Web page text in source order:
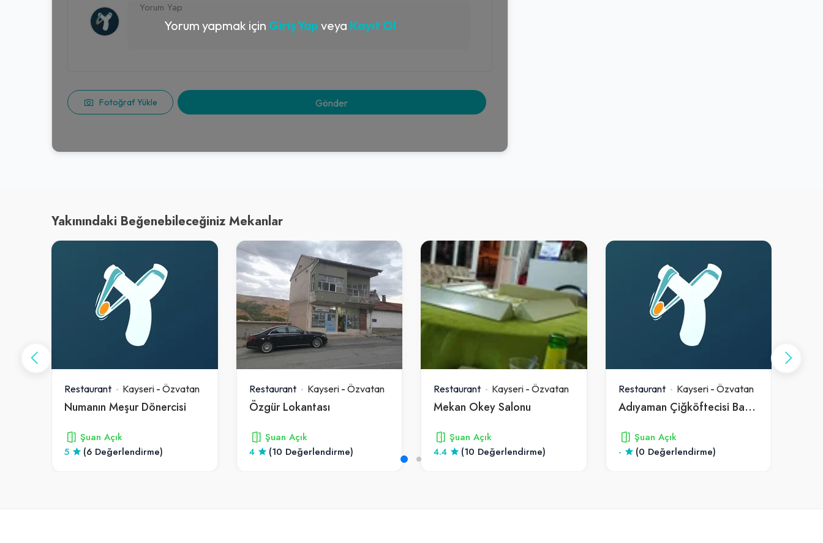
Fotoğraf Yükle
Yorum yapmak için Giriş Yap veya Kayıt Ol
Yakınındaki Beğenebileceğiniz Mekanlar
Restaurant Kayseri - Özvatan
Numanın Meşur Dönercisi
Şuan Açık
5
(6 Değerlendirme)
Restaurant Kayseri- Özvatan
Özgür Lokantası
Şuan Açık
4
(10 Değerlendirme)
Restaurant Kayseri - Özvatan
Mekan Okey Salonu
Şuan Açık
4.4
(10 Değerlendirme)
Restaurant Kayseri- Özvatan
Adıyaman Çiğköftecisi Bayram Usta
Şuan Açık
-
(0 Değerlendirme)